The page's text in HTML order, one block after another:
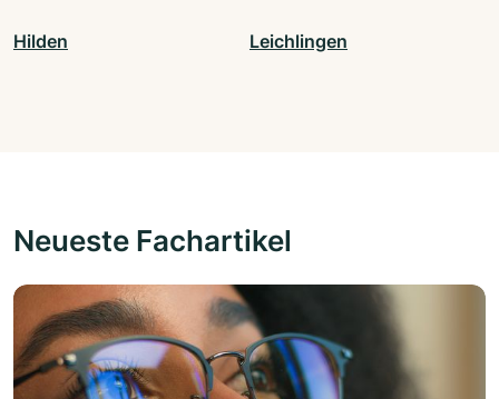
Hilden Leichlingen
Neueste Fachartikel